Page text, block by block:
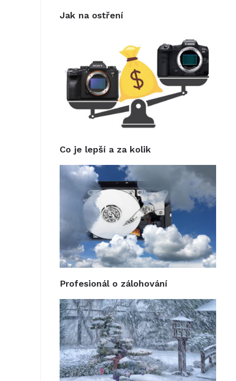
Jak na ostření
Co je lepší a za kolik
Profesionál o zálohování